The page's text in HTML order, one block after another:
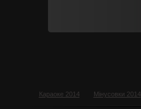
Караоке 2014 Мінусовки 2014